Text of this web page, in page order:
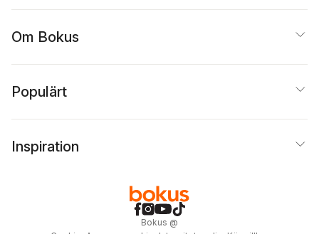
Om Bokus
Populärt
Inspiration
Bokus @